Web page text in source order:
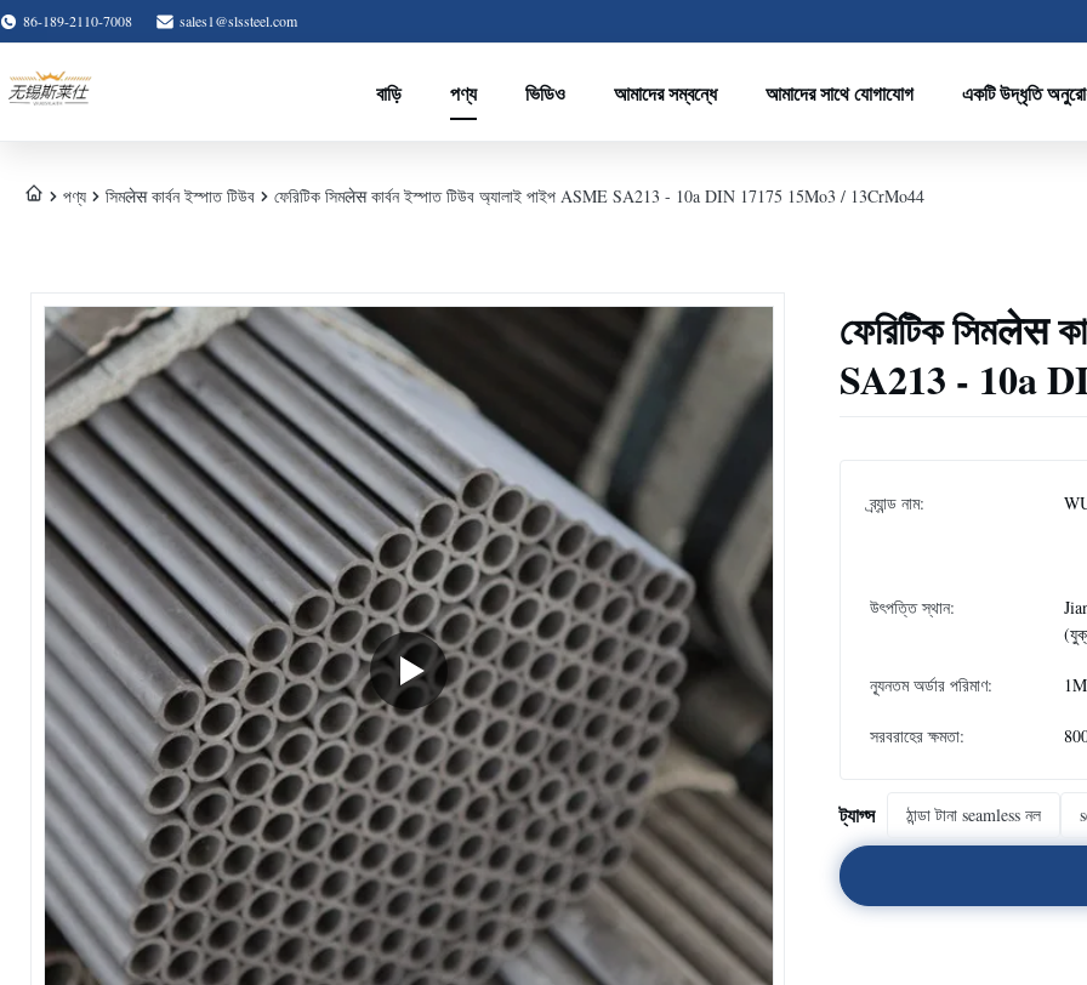
86-189-2110-7008 sales1@slssteel.com
বাড়ি পণ্য ভিডিও আমাদের সম্বন্ধে আমাদের সাথে যোগাযোগ একটি উদ্ধৃতি
পণ্য সিমलेस কার্বন ইস্পাত টিউব ফেরিটিক সিমलेस কার্বন ইস্পাত টিউব অ্যালাই পাইপ ASME SA213 - 10a DIN 17175 15Mo3 / 13CrMo44
ফেরিটিক সিমलेस
SA213 - 10a
ব্র্যান্ড নাম:
উৎপত্তি স্থান:
ন্যূনতম অর্ডার পরিমাণ:
সরবরাহের ক্ষমতা:
ট্যাগ্স ঠান্ডা টানা seamless নল